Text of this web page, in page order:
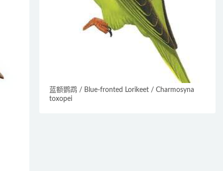
蓝额鹦鹉 / Blue-fronted Lorikeet / Charmosyna
toxopei